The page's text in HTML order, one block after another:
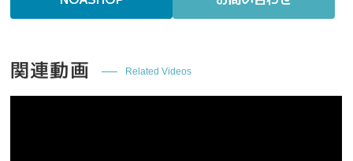
関連動画 Related Videos